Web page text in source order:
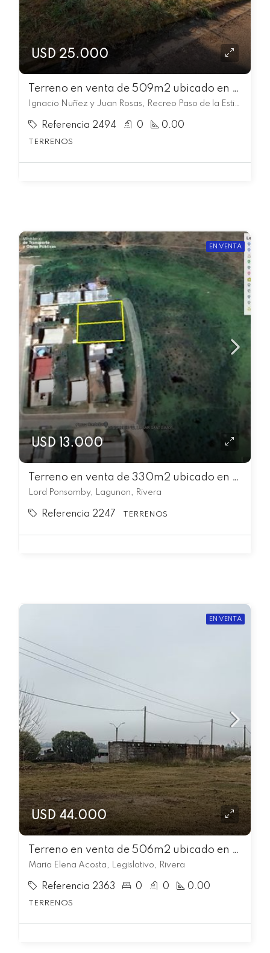
USD 25.000
Terreno en venta de 509m2 ubicado en Recreo Paso de la Estiba
Ignacio Nuñez y Juan Rosas, Recreo Paso de la Estiba, Rivera
Referencia 2494 0 0.00
TERRENOS
EN VENTA
USD 13.000
Terreno en venta de 330m2 ubicado en Lagunon
Lord Ponsomby, Lagunon, Rivera
Referencia 2247 TERRENOS
EN VENTA
USD 44.000
Terreno en venta de 506m2 ubicado en Legislativo
Maria Elena Acosta, Legislativo, Rivera
Referencia 2363 0 0 0.00
TERRENOS